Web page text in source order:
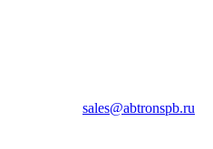
sales@abtronspb.ru